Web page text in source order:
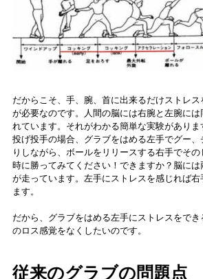
だからこそ、手、腕、首に出来るだけストレ
が必要なのです。人間の脳には右腕と左腕には
れています。それがわかる簡単な実験があり
投げ投手の場合、グラブをはめる左手でグー
りしながら、ボールをリリースする右手でそ
時に勝ってみてください！できますか？脳に
が走っています。左手にストレスを感じれば
ます。
だから、グラブをはめる左手にストレスをで
のロス感覚をなくしたいのです。
従来のグラブの問題点